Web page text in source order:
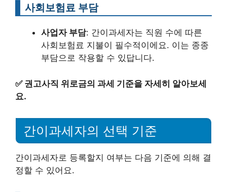
사회보험료 부담
사업자 부담: 간이과세자는 직원 수에 따른
사회보험료 지불이 필수적이에요. 이는 종종
부담으로 작용할 수 있답니다.
✅ 권고사직 위로금의 과세 기준을 자세히 알아보세
요.
간이과세자의 선택 기준
간이과세자로 등록할지 여부는 다음 기준에 의해 결
정할 수 있어요.